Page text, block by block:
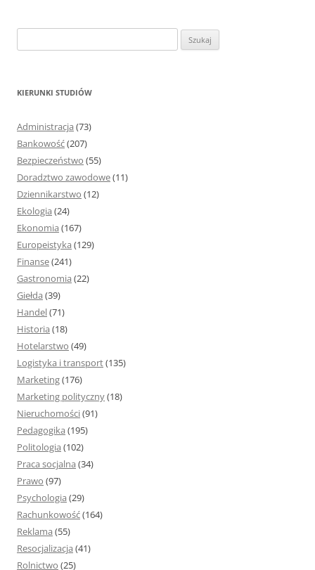
z
KIERUNKI STUDIÓW
Administracja (73)
Bankowość(207)
Bezpieczeństwo (55)
Doradztwo zawodowe(11)
Dziennikarstwo (12)
Ekologia (24)
Ekonomia (167)
Europeistyka (129)
Finanse(241)
Gastronomia (22)
Giełda (39)
Handel(71)
Historia (18)
Hotelarstwo (49)
Logistyka i transport(135)
Marketing(176)
Marketing polityczny(18)
Nieruchomości(91)
Pedagogika (195)
Politologia (102)
Praca socjalna (34)
Prawo (97)
Psychologia (29)
Rachunkowość(164)
Reklama (55)
Resocjalizacja (41)
Rolnictwo (25)